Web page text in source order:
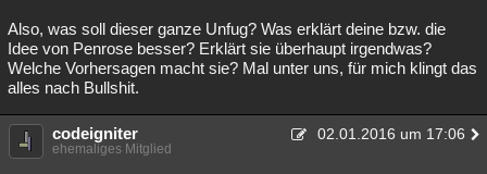
Also, was soll dieser ganze Unfug? Was erklärt deine bzw. die
Idee von Penrose besser? Erklärt sie überhaupt irgendwas?
Welche Vorhersagen macht sie? Mal unter uns, für mich klingt das
alles nach Bullshit.
codeigniter 02.01.2016 um 17:06
ehemaliges Mitglied